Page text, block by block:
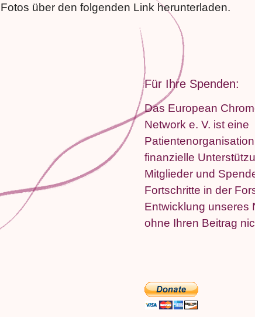
über den folgenden Link herunterladen.
Für Ihre Spenden:
Das European
Network e. V. ist eine
finanzielle
Mitglieder und
Fortschritte in der
Entwicklung unseres
ohne Ihren Beitrag